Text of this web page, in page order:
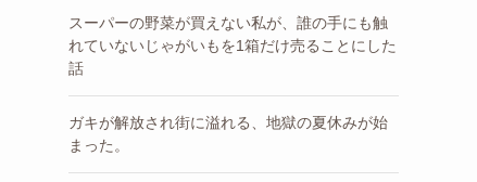
スーパーの野菜が買えない私が、誰の手にも触
れていないじゃがいもを1箱だけ売ることにした
話
ガキが解放され街に溢れる、地獄の夏休みが始
まった。